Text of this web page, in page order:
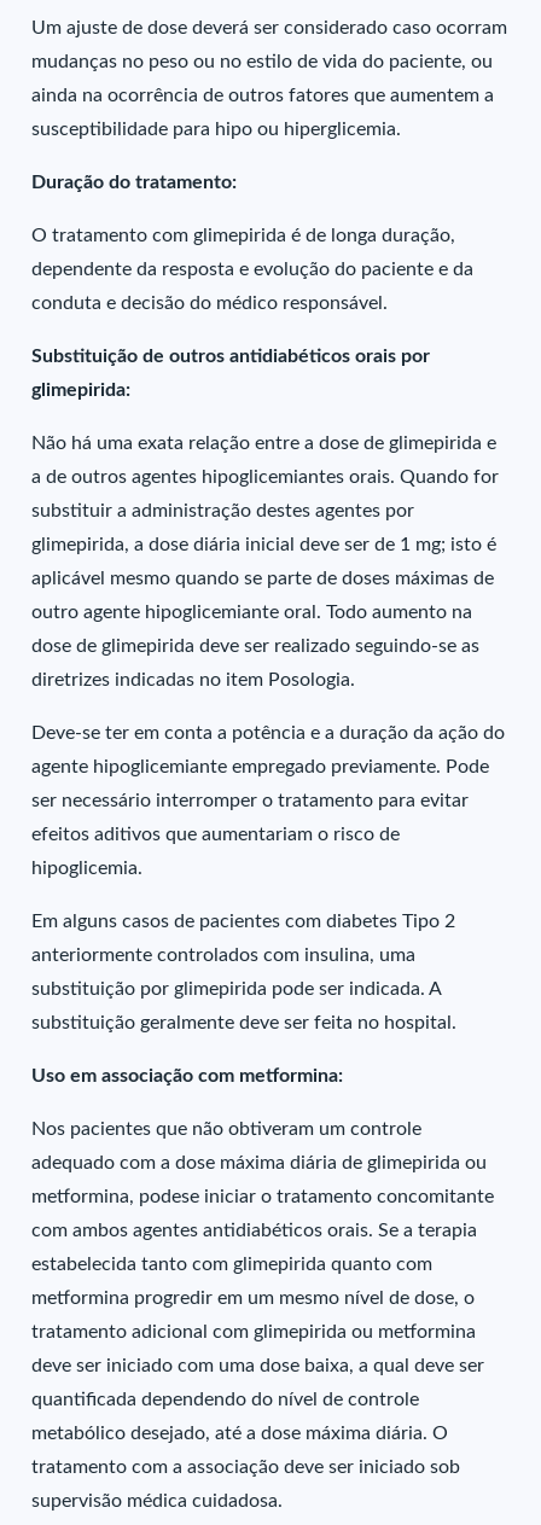
Um ajuste de dose deverá ser considerado caso ocorram
mudanças no peso ou no estilo de vida do paciente, ou
ainda na ocorrência de outros fatores que aumentem a
susceptibilidade para hipo ou hiperglicemia.
Duração do tratamento:
O tratamento com glimepirida é de longa duração,
dependente da resposta e evolução do paciente e da
conduta e decisão do médico responsável.
Substituição de outros antidiabéticos orais por
glimepirida:
Não há uma exata relação entre a dose de glimepirida e
a de outros agentes hipoglicemiantes orais. Quando for
substituir a administração destes agentes por
glimepirida, a dose diária inicial deve ser de 1 mg; isto é
aplicável mesmo quando se parte de doses máximas de
outro agente hipoglicemiante oral. Todo aumento na
dose de glimepirida deve ser realizado seguindo-se as
diretrizes indicadas no item Posologia.
Deve-se ter em conta a potência e a duração da ação do
agente hipoglicemiante empregado previamente. Pode
ser necessário interromper o tratamento para evitar
efeitos aditivos que aumentariam o risco de
hipoglicemia.
Em alguns casos de pacientes com diabetes Tipo 2
anteriormente controlados com insulina, uma
substituição por glimepirida pode ser indicada. A
substituição geralmente deve ser feita no hospital.
Uso em associação com metformina:
Nos pacientes que não obtiveram um controle
adequado com a dose máxima diária de glimepirida ou
metformina, podese iniciar o tratamento concomitante
com ambos agentes antidiabéticos orais. Se a terapia
estabelecida tanto com glimepirida quanto com
metformina progredir em um mesmo nível de dose, o
tratamento adicional com glimepirida ou metformina
deve ser iniciado com uma dose baixa, a qual deve ser
quantificada dependendo do nível de controle
metabólico desejado, até a dose máxima diária. O
tratamento com a associação deve ser iniciado sob
supervisão médica cuidadosa.